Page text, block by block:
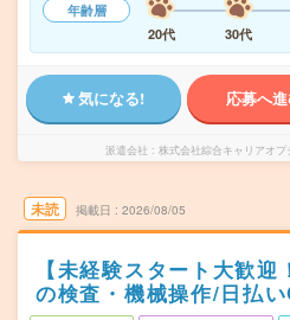
年齢層
20代
30代
気になる! 応募へ
派遣会社 株式会社綜合キャリアオ
未読 掲載日 2026/08/05
【未経験スタート大歓
の検査・機械操作/日払